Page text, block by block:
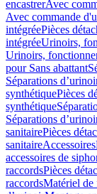
encastrerAvec
Avec commande
intégréePièces
intégréeUrinoirs,
Urinoirs,
pour Sans abattant
Séparations
synthétiquePièces
synthétique
Séparations
sanitairePièces
sanitaireAccessoires
accessoires de
raccordsPièces
raccordsMatériel de